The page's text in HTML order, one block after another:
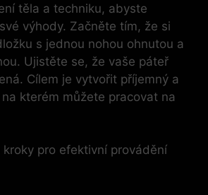
těla a techniku, abyste
výhody. Začněte tím, že si
s jednou nohou ohnutou a
Ujistěte se, že vaše páteř
Cílem je vytvořit příjemný a
kterém můžete pracovat na
pro efektivní provádění